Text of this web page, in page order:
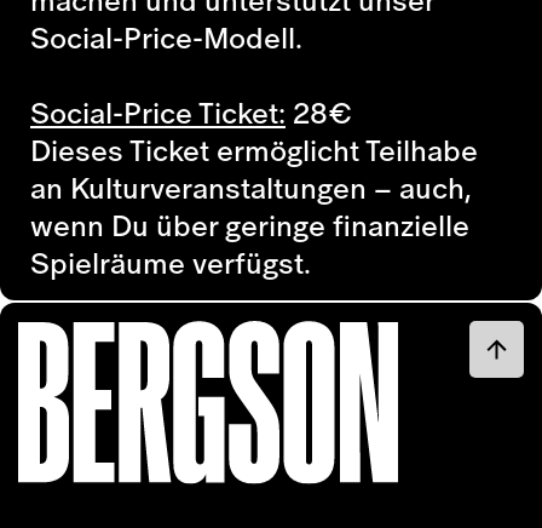
Social-Price-Modell.
Social-Price Ticket: 28€
Dieses Ticket ermöglicht Teilhabe
an Kulturveranstaltungen – auch,
wenn Du über geringe finanzielle
Spielräume verfügst.